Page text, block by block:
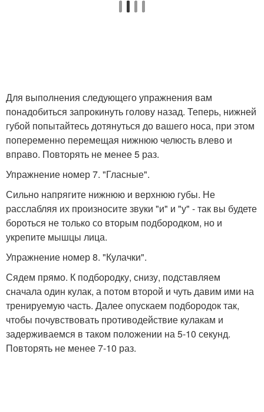
Для выполнения следующего упражнения вам
понадобиться запрокинуть голову назад. Теперь, нижней
губой попытайтесь дотянуться до вашего носа, при этом
попеременно перемещая нижнюю челюсть влево и
вправо. Повторять не менее 5 раз.
Упражнение номер 7. "Гласные".
Сильно напрягите нижнюю и верхнюю губы. Не
расслабляя их произносите звуки "и" и "у" - так вы будете
бороться не только со вторым подбородком, но и
укрепите мышцы лица.
Упражнение номер 8. "Кулачки".
Сядем прямо. К подбородку, снизу, подставляем
сначала один кулак, а потом второй и чуть давим ими на
тренируемую часть. Далее опускаем подбородок так,
чтобы почувствовать противодействие кулакам и
задерживаемся в таком положении на 5-10 секунд.
Повторять не менее 7-10 раз.